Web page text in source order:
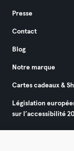
Presse
Contact
Blog
Notre marque
Cartes cadeaux &
Législation
sur l’accessibilité